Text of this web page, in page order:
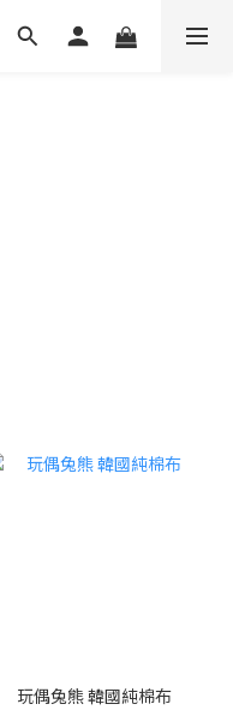
玩偶兔熊 韓國純棉布